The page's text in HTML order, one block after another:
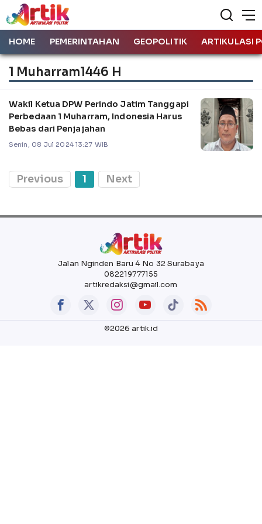
HOME PEMERINTAHAN GEOPOLITIK ARTIKULASI
1 Muharram1446 H
Wakil Ketua DPW Perindo Jatim Tanggapi
Perbedaan 1 Muharram, Indonesia Harus
Bebas dari Penjajahan
Senin, 08 Jul 2024 13:27 WIB
Previous 1 Next
Jalan Nginden Baru 4 No 32 Surabaya
082219777155
artikredaksi@gmail.com
©2026 artik.id